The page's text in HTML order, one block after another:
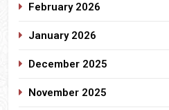
February 2026
January 2026
December 2025
November 2025